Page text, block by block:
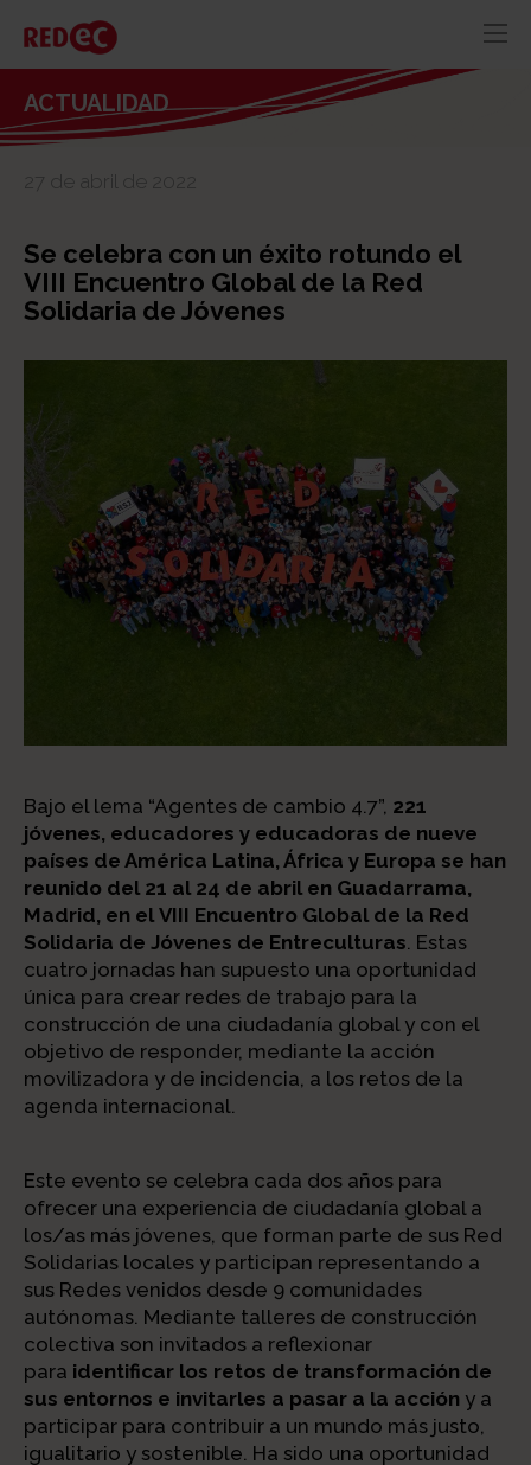
RECURSOS
ACTUALIDAD
27 de abril de 2022
Se celebra con un éxito rotundo el
VIII Encuentro Global de la Red
Solidaria de Jóvenes
Bajo el lema “Agentes de cambio 4.7”, 221
jóvenes, educadores y educadoras de nueve
países de América Latina, África y Europa se han
reunido del 21 al 24 de abril en Guadarrama,
Madrid, en el VIII Encuentro Global de la Red
Solidaria de Jóvenes de Entreculturas . Estas
cuatro jornadas han supuesto una oportunidad
única para crear redes de trabajo para la
construcción de una ciudadanía global y con el
objetivo de responder, mediante la acción
movilizadora y de incidencia, a los retos de la
agenda internacional.
Este evento se celebra cada dos años para
ofrecer una experiencia de ciudadanía global a
los/as más jóvenes, que forman parte de sus Red
Solidarias locales y participan representando a
sus Redes venidos desde 9 comunidades
autónomas. Mediante talleres de construcción
colectiva son invitados a reflexionar
para identificar los retos de transformación de
sus entornos e invitarles a pasar a la acción y a
participar para contribuir a un mundo más justo,
igualitario y sostenible. Ha sido una oportunidad